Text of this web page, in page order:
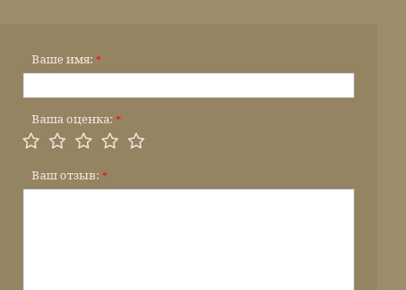
Ваше имя: *
Ваша оценка: *
Ваш отзыв: *